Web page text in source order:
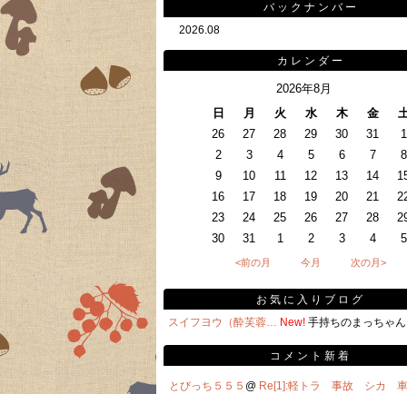
バックナンバー
2026.08
カレンダー
2026年8月
日
月 火 水 木 金
26
27 28 29 30 31
1
2
3 4 5 6 7
8
9
10 11 12 13 14
16
17 18 19 20 21
23
24 25 26 27 28
30
31 1 2 3 4 5
<前の月 今月 次の月>
お気に入りブログ
スイフヨウ（酔芙蓉… New! 手持ちのまっちゃ
コメント新着
とびっち５５５ @ Re[1]:軽トラ 事故 シカ